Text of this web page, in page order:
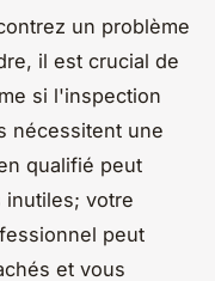
un problème
il est crucial de
si l'inspection
nécessitent une
qualifié peut
inutiles; votre
peut
et vous